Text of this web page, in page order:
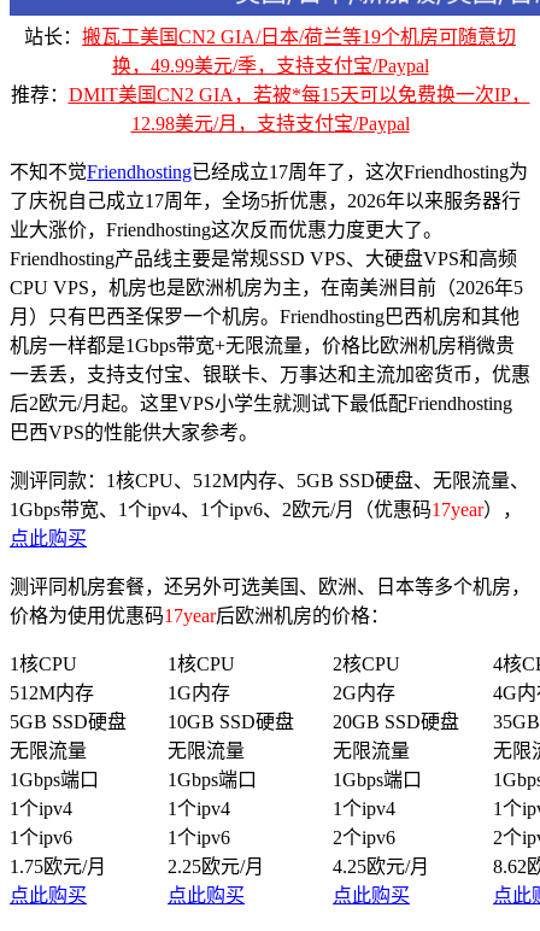
站长： 搬瓦工美国CN2 GIA/日本/荷兰等19个机房可随意切
换，49.99美元/季，支持支付宝/Paypal
推荐： DMIT美国CN2 GIA，若被*每15天可以免费换一次IP，
12.98美元/月，支持支付宝/Paypal
不知不觉Friendhosting已经成立17周年了，这次Friendhosting为
了庆祝自己成立17周年，全场5折优惠，2026年以来服务器行
业大涨价，Friendhosting这次反而优惠力度更大了。
Friendhosting产品线主要是常规SSD VPS、大硬盘VPS和高频
CPU VPS，机房也是欧洲机房为主，在南美洲目前（2026年5
月）只有巴西圣保罗一个机房。Friendhosting巴西机房和其他
机房一样都是1Gbps带宽+无限流量，价格比欧洲机房稍微贵
一丢丢，支持支付宝、银联卡、万事达和主流加密货币，优惠
后2欧元/月起。这里VPS小学生就测试下最低配Friendhosting
巴西VPS的性能供大家参考。
测评同款：1核CPU、512M内存、5GB SSD硬盘、无限流量、
1Gbps带宽、1个ipv4、1个ipv6、2欧元/月（优惠码17year），
点此购买
测评同机房套餐，还另外可选美国、欧洲、日本等多个机房，
价格为使用优惠码17year后欧洲机房的价格：
1核CPU 1核CPU 2核CPU
4核
512M内存
1G内存 2G内存
4G
5GB SSD硬盘
10GB SSD硬盘 20GB SSD硬盘
无限流量
无限流量 无限流量
无限
1Gbps端口
1Gbps端口 1Gbps端口
1个ipv4
1个ipv4 1个ipv4
1个
1个ipv6
1个ipv6 2个ipv6
2个
1.75欧元/月
2.25欧元/月 4.25欧元/月
8.62
点此购买
点此购买 点此购买 点此